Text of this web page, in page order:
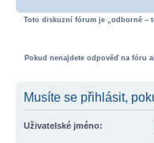
Toto diskuzní fórum je „odborně –
Pokud nenajdete odpověď na fóru
Musíte se přihlásit,
Uživatelské jméno: